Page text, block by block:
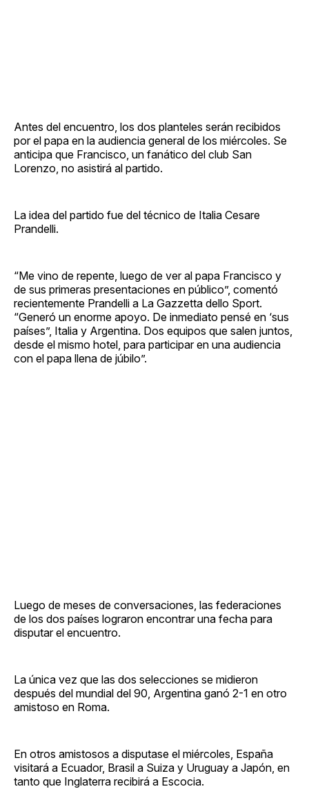
Antes del encuentro, los dos planteles serán recibidos
por el papa en la audiencia general de los miércoles. Se
anticipa que Francisco, un fanático del club San
Lorenzo, no asistirá al partido.
La idea del partido fue del técnico de Italia Cesare
Prandelli.
“Me vino de repente, luego de ver al papa Francisco y
de sus primeras presentaciones en público”, comentó
recientemente Prandelli a La Gazzetta dello Sport.
“Generó un enorme apoyo. De inmediato pensé en ‘sus
países”, Italia y Argentina. Dos equipos que salen juntos,
desde el mismo hotel, para participar en una audiencia
con el papa llena de júbilo”.
Luego de meses de conversaciones, las federaciones
de los dos países lograron encontrar una fecha para
disputar el encuentro.
La única vez que las dos selecciones se midieron
después del mundial del 90, Argentina ganó 2-1 en otro
amistoso en Roma.
En otros amistosos a disputase el miércoles, España
visitará a Ecuador, Brasil a Suiza y Uruguay a Japón, en
tanto que Inglaterra recibirá a Escocia.